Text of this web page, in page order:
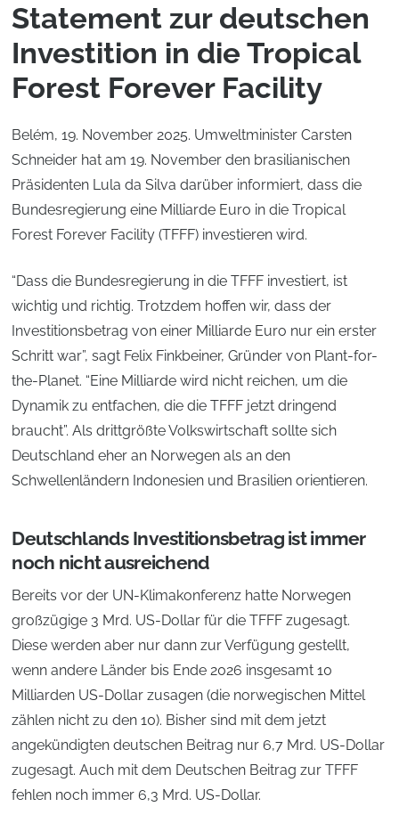
Statement zur deutschen
Investition in die Tropical
Forest Forever Facility
Belém, 19. November 2025. Umweltminister Carsten
Schneider hat am 19. November den brasilianischen
Präsidenten Lula da Silva darüber informiert, dass die
Bundesregierung eine Milliarde Euro in die Tropical
Forest Forever Facility (TFFF) investieren wird.
“Dass die Bundesregierung in die TFFF investiert, ist
wichtig und richtig. Trotzdem hoffen wir, dass der
Investitionsbetrag von einer Milliarde Euro nur ein erster
Schritt war”, sagt Felix Finkbeiner, Gründer von Plant-for-
the-Planet. “Eine Milliarde wird nicht reichen, um die
Dynamik zu entfachen, die die TFFF jetzt dringend
braucht”. Als drittgrößte Volkswirtschaft sollte sich
Deutschland eher an Norwegen als an den
Schwellenländern Indonesien und Brasilien orientieren.
Deutschlands Investitionsbetrag ist immer
noch nicht ausreichend
Bereits vor der UN-Klimakonferenz hatte Norwegen
großzügige 3 Mrd. US-Dollar für die TFFF zugesagt.
Diese werden aber nur dann zur Verfügung gestellt,
wenn andere Länder bis Ende 2026 insgesamt 10
Milliarden US-Dollar zusagen (die norwegischen Mittel
zählen nicht zu den 10). Bisher sind mit dem jetzt
angekündigten deutschen Beitrag nur 6,7 Mrd. US-Dollar
zugesagt. Auch mit dem Deutschen Beitrag zur TFFF
fehlen noch immer 6,3 Mrd. US-Dollar.